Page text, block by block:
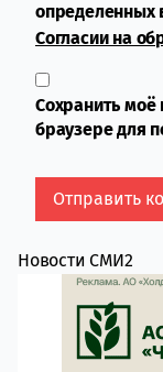
определенных
Согласии на
Сохранить моё
браузере для
Новости СМИ2